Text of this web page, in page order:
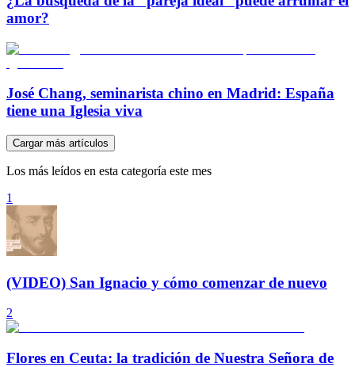
amor?
José Chang, seminarista chino en Madrid: España
tiene una Iglesia viva
Cargar más artículos
Los más leídos en esta categoría este mes
1
(VIDEO) San Ignacio y cómo comenzar de nuevo
2
Flores en Ceuta: la tradición de Nuestra Señora de